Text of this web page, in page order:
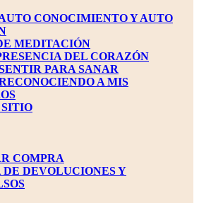
CONOCIMIENTO Y AUTO
MEDITACIÓN
DEL CORAZÓN
PARA SANAR
A MIS
COMPRA
DEVOLUCIONES Y